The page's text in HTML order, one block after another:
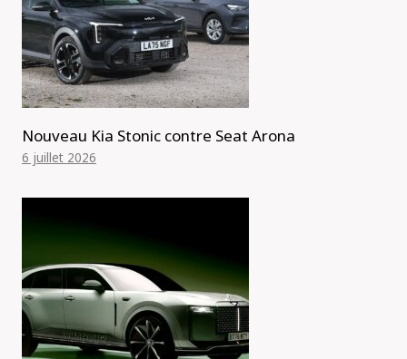
Nouveau Kia Stonic contre Seat Arona
6 juillet 2026